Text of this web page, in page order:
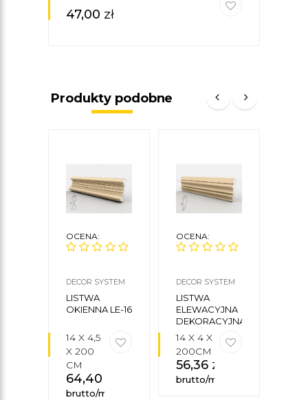
47,00 zł
Produkty podobne
OCENA:
DECOR SYSTEM
LISTWA
OKIENNA LE-16
14 X 4,5
X 200
CM
64,40
brutto/mb
OCENA:
DECOR SYSTEM
LISTWA
ELEWACYJNA
DEKORACYJNA
LE-29
14 X 4 X
200CM
56,36 zł
brutto/mb